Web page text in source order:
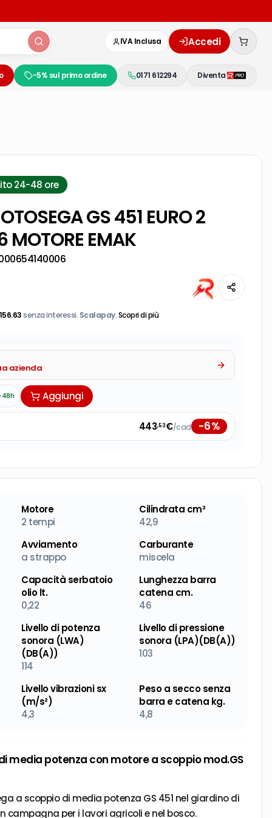
IVA Inclusa Accedi
-5% sul primo ordine 0171 612294 Diventa
24-48 ore
GS 451 EURO 2
MOTORE EMAK
senza interessi. Scalapay.Scopri di più
azienda
Aggiungi
443,53€/cad -6%
Motore
2 tempi
Cilindrata cm³
42,9
Avviamento
a strappo
Carburante
miscela
Capacità serbatoio
olio lt.
0,22
Lunghezza barra
catena cm.
46
Livello di potenza
sonora (LWA)
(DB(A))
114
Livello di pressione
sonora (LPA)(DB(A))
103
Livello vibrazioni sx
(m/s²)
4,3
Peso a secco senza
barra e catena kg.
4,8
media potenza con motore a scoppio mod.GS
a scoppio di media potenza GS 451 nel giardino di
campagna per i lavori agricoli e nel bosco.